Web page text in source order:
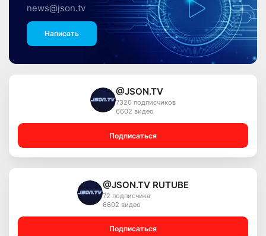
news@json.tv
Написать
@JSON.TV
7320 подписчиков
6602 видео
Подписаться
@JSON.TV RUTUBE
72 подписчика
6602 видео
Подписаться